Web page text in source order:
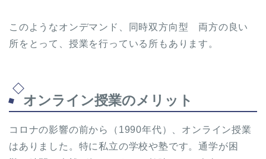
このようなオンデマンド、同時双方向型 両方の良い
所をとって、授業を行っている所もあります。
オンライン授業のメリット
コロナの影響の前から（1990年代）、オンライン授業
はありました。特に私立の学校や塾です。通学が困